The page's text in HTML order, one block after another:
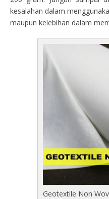
kesalahan dalam
maupun kelebihan dalam
Geotextile Non